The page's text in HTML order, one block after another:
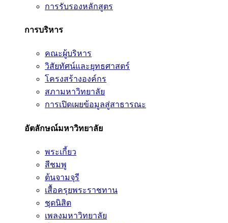
การรับรองหลักสูตร
การบริหาร
คณะผู้บริหาร
วิสัยทัศน์และยุทธศาสตร์
โครงสร้างองค์กร
สภามหาวิทยาลัย
การเปิดเผยข้อมูลสู่สาธารณะ
อัตลักษณ์มหาวิทยาลัย
พระเกี้ยว
สีชมพู
ต้นจามจุรี
เสื้อครุยพระราชทาน
ชุดนิสิต
เพลงมหาวิทยาลัย